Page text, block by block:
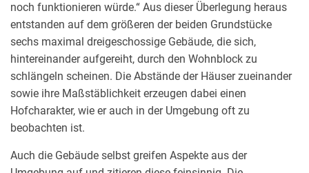
noch funktionieren würde.“ Aus dieser Überlegung heraus
entstanden auf dem größeren der beiden Grundstücke
sechs maximal dreigeschossige Gebäude, die sich,
hintereinander aufgereiht, durch den Wohnblock zu
schlängeln scheinen. Die Abstände der Häuser zueinander
sowie ihre Maßstäblichkeit erzeugen dabei einen
Hofcharakter, wie er auch in der Umgebung oft zu
beobachten ist.
Auch die Gebäude selbst greifen Aspekte aus der